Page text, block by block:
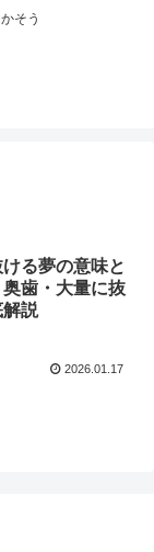
そう
ける夢の意味と
歯・大量に抜
解説
2026.01.17